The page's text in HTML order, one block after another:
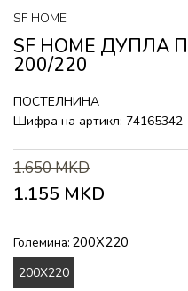
SF HOME
SF HOME ДУПЛА
200/220
ПОСТЕЛНИНА
Шифра на артикл: 74165342
1.650MKD
1.155 MKD
Големина: 200X220
200X220